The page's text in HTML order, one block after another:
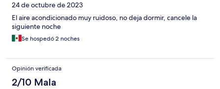
24 de octubre de 2023
El aire acondicionado muy ruidoso, no deja dormir, cancele la
siguiente noche
Se hospedó 2 noches
Opinión verificada
2/10 Mala